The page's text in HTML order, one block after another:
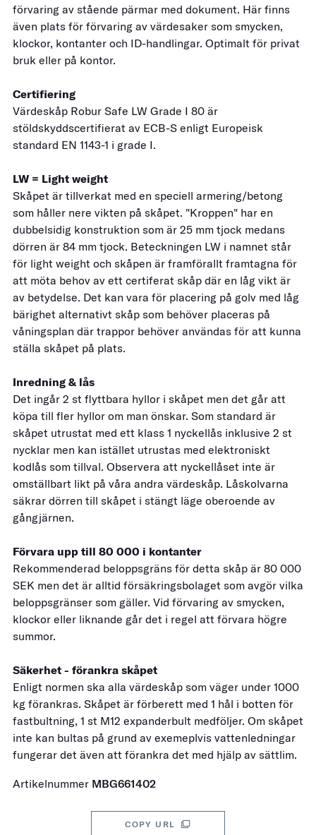
förvaring av stående pärmar med dokument. Här finns
även plats för förvaring av värdesaker som smycken,
klockor, kontanter och ID-handlingar. Optimalt för privat
bruk eller på kontor.
Certifiering
Värdeskåp Robur Safe LW Grade I 80 är
stöldskyddscertifierat av ECB-S enligt Europeisk
standard EN 1143-1 i grade I.
LW = Light weight
Skåpet är tillverkat med en speciell armering/betong
som håller nere vikten på skåpet. "Kroppen" har en
dubbelsidig konstruktion som är 25 mm tjock medans
dörren är 84 mm tjock. Beteckningen LW i namnet står
för light weight och skåpen är framförallt framtagna för
att möta behov av ett certiferat skåp där en låg vikt är
av betydelse. Det kan vara för placering på golv med låg
bärighet alternativt skåp som behöver placeras på
våningsplan där trappor behöver användas för att kunna
ställa skåpet på plats.
Inredning & lås
Det ingår 2 st flyttbara hyllor i skåpet men det går att
köpa till fler hyllor om man önskar. Som standard är
skåpet utrustat med ett klass 1 nyckellås inklusive 2 st
nycklar men kan istället utrustas med elektroniskt
kodlås som tillval. Observera att nyckellåset inte är
omställbart likt på våra andra värdeskåp. Låskolvarna
säkrar dörren till skåpet i stängt läge oberoende av
gångjärnen.
Förvara upp till 80 000 i kontanter
Rekommenderad beloppsgräns för detta skåp är 80 000
SEK men det är alltid försäkringsbolaget som avgör vilka
beloppsgränser som gäller. Vid förvaring av smycken,
klockor eller liknande går det i regel att förvara högre
summor.
Säkerhet - förankra skåpet
Enligt normen ska alla värdeskåp som väger under 1000
kg förankras. Skåpet är förberett med 1 hål i botten för
fastbultning, 1 st M12 expanderbult medföljer. Om skåpet
inte kan bultas på grund av exemeplvis vattenledningar
fungerar det även att förankra det med hjälp av sättlim.
Artikelnummer MBG661402
COPY URL